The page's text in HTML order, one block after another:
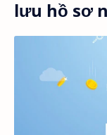
lưu hồ sơ